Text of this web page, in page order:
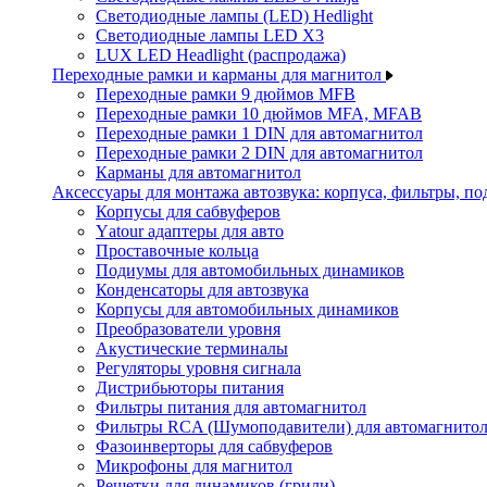
Светодиодные лампы (LED) Hedlight
Светодиодные лампы LED X3
LUX LED Headlight (распродажа)
Переходные рамки и карманы для магнитол
Переходные рамки 9 дюймов MFB
Переходные рамки 10 дюймов MFA, MFAB
Переходные рамки 1 DIN для автомагнитол
Переходные рамки 2 DIN для автомагнитол
Карманы для автомагнитол
Аксессуары для монтажа автозвука: корпуса, фильтры,
Корпусы для сабвуферов
Yаtour адаптеры для авто
Проставочные кольца
Подиумы для автомобильных динамиков
Конденсаторы для автозвука
Корпусы для автомобильных динамиков
Преобразователи уровня
Акустические терминалы
Регуляторы уровня сигнала
Дистрибьюторы питания
Фильтры питания для автомагнитол
Фильтры RCA (Шумоподавители) для автомагнитол
Фазоинверторы для сабвуферов
Микрофоны для магнитол